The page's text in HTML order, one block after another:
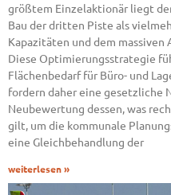
größtem Einzelaktionär liegt
Bau der dritten Piste als
Kapazitäten und dem
Diese Optimierungsstrategie
Flächenbedarf für Büro- und
fordern daher eine gesetzliche
Neubewertung dessen, was
gilt, um die kommunale
eine Gleichbehandlung der
weiterlesen »